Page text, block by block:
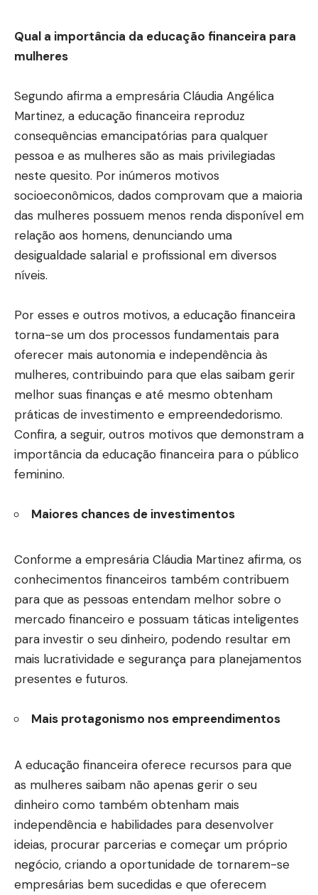
Qual a importância da educação financeira para
mulheres
Segundo afirma a empresária Cláudia Angélica
Martinez, a educação financeira reproduz
consequências emancipatórias para qualquer
pessoa e as mulheres são as mais privilegiadas
neste quesito. Por inúmeros motivos
socioeconômicos, dados comprovam que a maioria
das mulheres possuem menos renda disponível em
relação aos homens, denunciando uma
desigualdade salarial e profissional em diversos
níveis.
Por esses e outros motivos, a educação financeira
torna-se um dos processos fundamentais para
oferecer mais autonomia e independência às
mulheres, contribuindo para que elas saibam gerir
melhor suas finanças e até mesmo obtenham
práticas de investimento e empreendedorismo.
Confira, a seguir, outros motivos que demonstram a
importância da educação financeira para o público
feminino.
Maiores chances de investimentos
Conforme a empresária Cláudia Martinez afirma, os
conhecimentos financeiros também contribuem
para que as pessoas entendam melhor sobre o
mercado financeiro e possuam táticas inteligentes
para investir o seu dinheiro, podendo resultar em
mais lucratividade e segurança para planejamentos
presentes e futuros.
Mais protagonismo nos empreendimentos
A educação financeira oferece recursos para que
as mulheres saibam não apenas gerir o seu
dinheiro como também obtenham mais
independência e habilidades para desenvolver
ideias, procurar parcerias e começar um próprio
negócio, criando a oportunidade de tornarem-se
empresárias bem sucedidas e que oferecem